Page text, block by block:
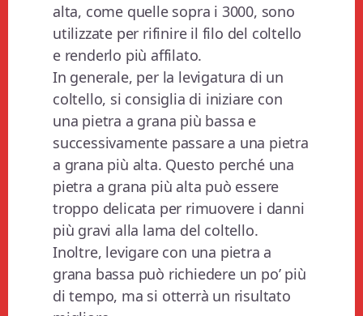
alta, come quelle sopra i 3000, sono
utilizzate per rifinire il filo del coltello
e renderlo più affilato.
In generale, per la levigatura di un
coltello, si consiglia di iniziare con
una pietra a grana più bassa e
successivamente passare a una pietra
a grana più alta. Questo perché una
pietra a grana più alta può essere
troppo delicata per rimuovere i danni
più gravi alla lama del coltello.
Inoltre, levigare con una pietra a
grana bassa può richiedere un po’ più
di tempo, ma si otterrà un risultato